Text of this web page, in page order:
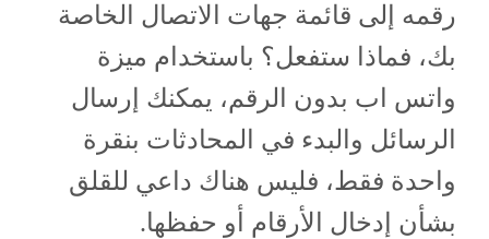
رقمه إلى قائمة جهات الاتصال الخاصة
بك، فماذا ستفعل؟ باستخدام ميزة
واتس اب بدون الرقم، يمكنك إرسال
الرسائل والبدء في المحادثات بنقرة
واحدة فقط، فليس هناك داعي للقلق
بشأن إدخال الأرقام أو حفظها.